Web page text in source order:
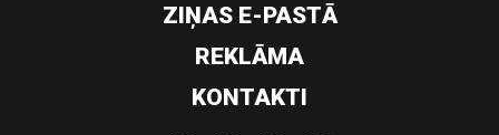
ZIŅAS E-PASTĀ
REKLĀMA
KONTAKTI